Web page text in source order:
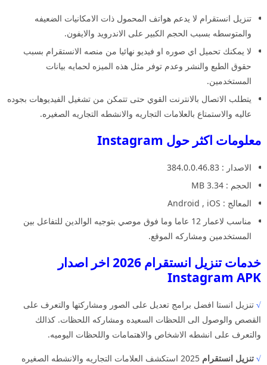
تنزيل انستقرام لا يدعم هواتف المحمول ذات الامكانيات الضعيفه
والمتوسطه بسبب الحجم الكبير على الاندرويد والايفون.
لا يمكنك تحميل اي صوره او فيديو نهائيا من منصه الانستقرام بسبب
حقوق الطبع والنشر وعدم توفر مثل هذه الميزه لحمايه بيانات
المستخدمين.
يتطلب الاتصال بالانترنت القوي حتى تتمكن من تشغيل الفيديوهات بجوده
عاليه والاستمتاع بالعلامات التجاريه والانشطه التجاريه الصغيره.
معلومات اكثر حول Instagram
الاصدار : 384.0.0.46.83
الحجم : 3.34 MB
المعالج : Android , iOS
مناسب لاعمار 12 عاما وما فوق موصي بتوجيه الوالدين للتفاعل بين
المستخدمين ومشاركه الموقع.
خدمات تنزيل انستقرام 2026 اخر اصدار
Instagram APK
√ تنزيل انستا افضل برامج تعديل على الصور ومشاركتها والتعرف على
القصص والوصول الى اللحظات السعيده ومشاركه اللحظات. كذالك
والتعرف على انشطه الاشخاص والاهتمامات واللحظات اليوميه.
√ تنزيل انستقرام
2025 استكشف العلامات التجاريه والانشطه الصغيره